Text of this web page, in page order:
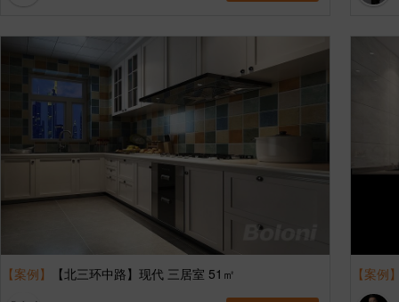
【案例】 【北三环中路】现代 三居室 51㎡ 【案例